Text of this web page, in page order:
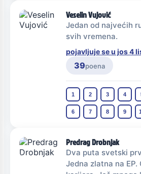
Veselin Vujović
Jedan od najvećih
svih vremena.
pojavljuje se u jos 4
39poena
1 2 3 4
6 7 8 9
Predrag Drobnjak
Dva puta svetski
Jedna zlatna na EP.